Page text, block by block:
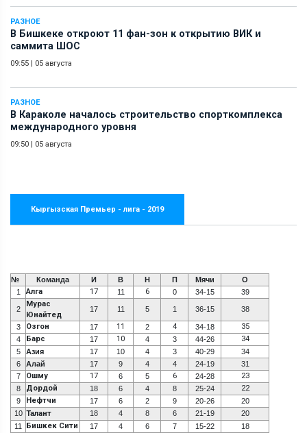
РАЗНОЕ
В Бишкеке откроют 11 фан-зон к открытию ВИК и
саммита ШОС
09:55 05 августа
РАЗНОЕ
В Караколе началось строительство спорткомплекса
международного уровня
09:50 05 августа
Кыргызская Премьер - лига - 2019
№ Команда И В Н П Мячи
О
1
Алга 17 11 6 0 34-15 39
2
Мурас
Юнайтед
17 11 5 1 36-15 38
3 Озгон 17 11 2 4 34-18 35
4 Барс 17 10 4 3 44-26 34
5 Азия 17 10 4 3 40-29
34
6
Алай 17 9 4 4 24-19
31
7
Ошму 17 6 5 6 24-28 23
8 Дордой 18 6 4 8 25-24 22
9 Нефтчи 17 6 2 9 20-26
20
10 Талант 18 4 8 6 21-19
20
11
Бишкек Сити 17 4 6 7 15-22
18